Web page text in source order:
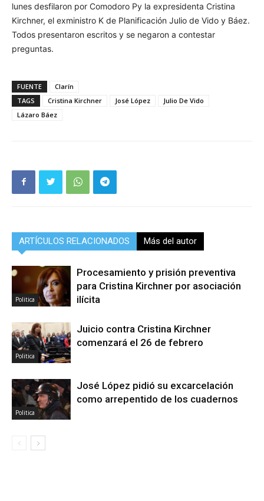
lunes desfilaron por Comodoro Py la expresidenta Cristina
Kirchner, el exministro K de Planificación Julio de Vido y Báez.
Todos presentaron escritos y se negaron a contestar
preguntas.
FUENTE
Clarín
TAGS
Cristina Kirchner José López
Julio De Vido
Lázaro Báez
ARTÍCULOS RELACIONADOS Más del autor
Politica
Procesamiento y prisión preventiva
para Cristina Kirchner por asociación
ilícita
Politica
Juicio contra Cristina Kirchner
comenzará el 26 de febrero
Politica
José López pidió su excarcelación
como arrepentido de los cuadernos